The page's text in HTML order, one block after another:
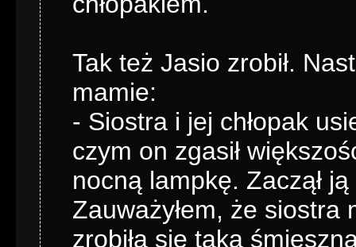
Tak też Jasio zrobił.
mamie:
- Siostra i jej chłopak
czym on zgasił
nocną lampkę. Zaczął
Zauważyłem, że siostra
zrobiła się taka